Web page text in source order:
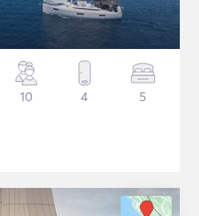
10 4 5